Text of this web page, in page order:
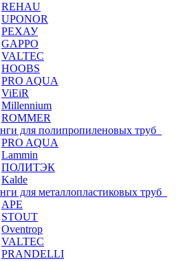
REHAU
UPONOR
РЕХАУ
GAPPO
VALTEC
HOOBS
PRO AQUA
ViEiR
Millennium
ROMMER
для полипропиленовых труб
PRO AQUA
Lammin
ПОЛИТЭК
Kalde
для металлопластиковых труб
APE
STOUT
Oventrop
VALTEC
PRANDELLI